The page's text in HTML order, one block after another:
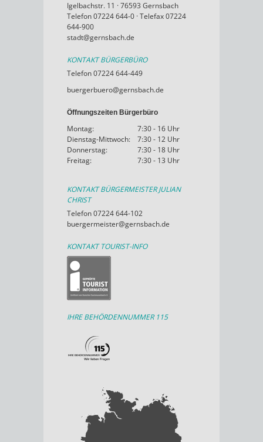
Igelbachstr. 11 · 76593 Gernsbach
Telefon 07224 644-0 · Telefax 07224
644-900
stadt@gernsbach.de
KONTAKT BÜRGERBÜRO
Telefon 07224 644-449
buergerbuero@gernsbach.de
Öffnungszeiten Bürgerbüro
Montag:
7:30 - 16 Uhr
Dienstag-Mittwoch:
7:30 - 12 Uhr
Donnerstag:
7:30 - 18 Uhr
Freitag:
7:30 - 13 Uhr
KONTAKT BÜRGERMEISTER JULIAN
CHRIST
Telefon 07224 644-102
buergermeister@gernsbach.de
KONTAKT TOURIST-INFO
IHRE BEHÖRDENNUMMER 115